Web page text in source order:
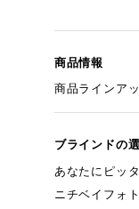
商品情報
商品ラインア
ブラインドの
あなたにピッ
ニチベイフォ